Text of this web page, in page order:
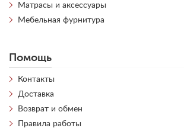
Матрасы и аксессуары
Мебельная фурнитура
Помощь
Контакты
Доставка
Возврат и обмен
Правила работы